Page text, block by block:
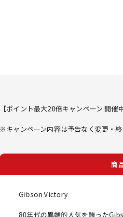
【ポイント最大20倍キャンペーン 開催
※キャンペーン内容は予告なく変更・終
商
Gibson Victory
80年代の異端的人気を誇った